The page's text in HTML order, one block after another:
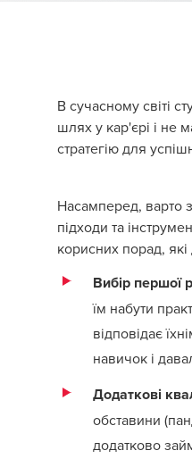
В сучасному світі
шлях у кар'єрі і не
стратегію для
Насамперед, варто
підходи та
корисних порад,
Вибір першої
їм набути
відповідає
навичок і
Додаткові
обставини
додатково